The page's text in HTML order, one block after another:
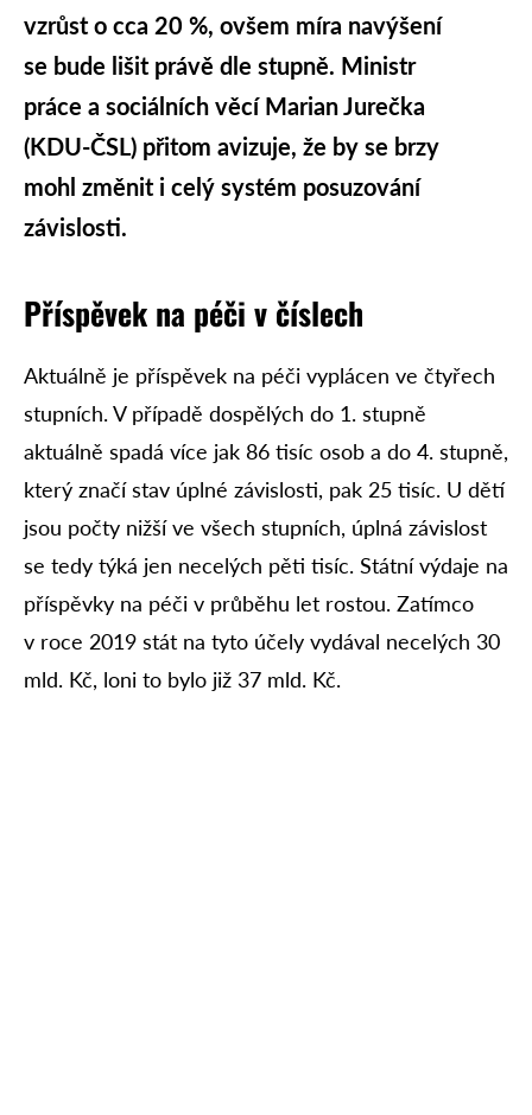
vzrůst o cca 20 %, ovšem míra navýšení
se bude lišit právě dle stupně. Ministr
práce a sociálních věcí Marian Jurečka
(KDU-ČSL) přitom avizuje, že by se brzy
mohl změnit i celý systém posuzování
závislosti.
Příspěvek na péči v číslech
Aktuálně je příspěvek na péči vyplácen ve čtyřech
stupních. V případě dospělých do 1. stupně
aktuálně spadá více jak 86 tisíc osob a do 4. stupně,
který značí stav úplné závislosti, pak 25 tisíc. U dětí
jsou počty nižší ve všech stupních, úplná závislost
se tedy týká jen necelých pěti tisíc. Státní výdaje na
příspěvky na péči v průběhu let rostou. Zatímco
v roce 2019 stát na tyto účely vydával necelých 30
mld. Kč, loni to bylo již 37 mld. Kč.